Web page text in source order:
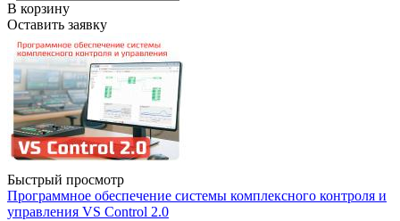
В корзину
Оставить заявку
Быстрый просмотр
Программное обеспечение системы комплексного контроля и
управления VS Control 2.0